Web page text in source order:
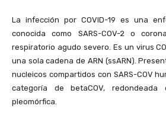
La infección por COVID-19 es una
conocida como SARS-COV-2 o
respiratorio agudo severo. Es un virus
una sola cadena de ARN (ssARN).
nucleicos compartidos con SARS-COV
categoría de betaCOV,
pleomórfica.